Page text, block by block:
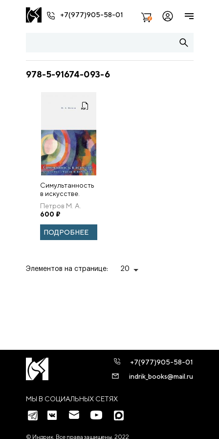
+7(977)905-58-01 2
978-5-91674-093-6
Симультанность
в искусстве.
Культурные
смыслы и
парадоксы
Петров М. А.
600 ₽
ПОДРОБНЕЕ
Элементов на странице: 20
МЫ В СОЦИАЛЬНЫХ СЕТЯХ
+7(977)905-58-01
indrik_books@mail.ru
© Индрик. Все права защищены, 2022